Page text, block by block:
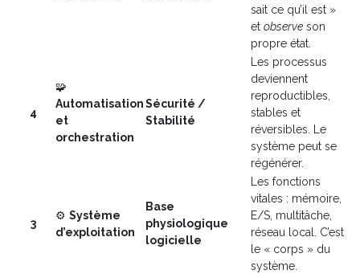
sait ce qu’il est »
et observe son
propre état.
4
🧩
Automatisation
et
orchestration
Sécurité /
Stabilité
Les processus
deviennent
reproductibles,
stables et
réversibles. Le
système peut se
régénérer.
3
⚙️ Système
d’exploitation
Base
physiologique
logicielle
Les fonctions
vitales : mémoire,
E/S, multitâche,
réseau local. C’est
le « corps » du
système.